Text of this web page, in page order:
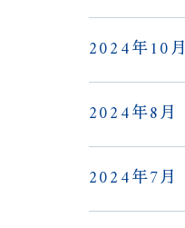
2024年10月
2024年8月
2024年7月